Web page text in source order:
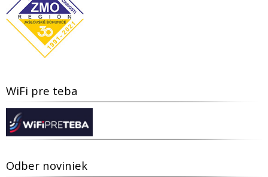
WiFi pre teba
Odber noviniek